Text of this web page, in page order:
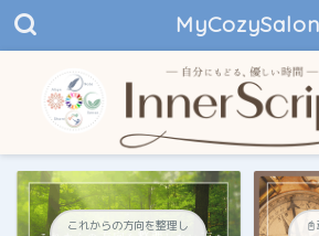
MyCozySalon
これからの方向を整理し